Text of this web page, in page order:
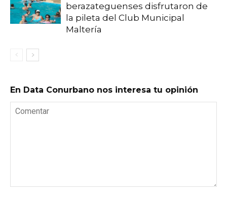
berazateguenses disfrutaron de
la pileta del Club Municipal
Maltería
En Data Conurbano nos interesa tu opinión